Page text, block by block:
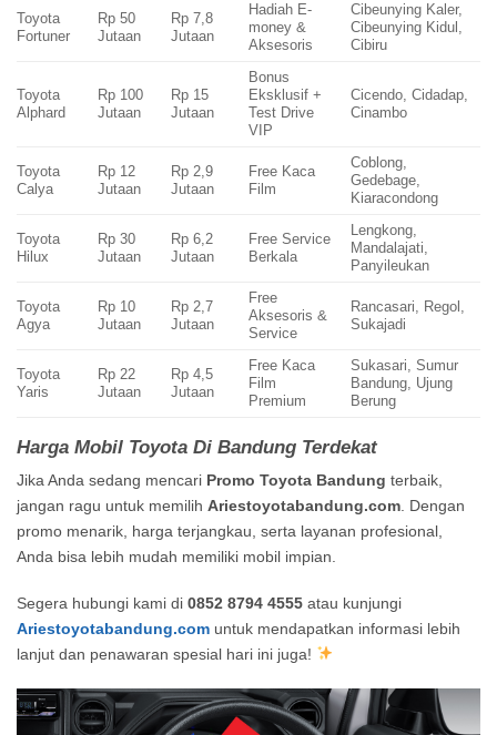
Toyota
Fortuner
Rp 50
Jutaan
Rp 7,8
Jutaan
Hadiah E-
money &
Aksesoris
Cibeunying Kaler,
Cibeunying Kidul,
Cibiru
Toyota
Alphard
Rp 100
Jutaan
Rp 15
Jutaan
Bonus
Eksklusif +
Test Drive
VIP
Cicendo, Cidadap,
Cinambo
Toyota
Calya
Rp 12
Jutaan
Rp 2,9
Jutaan
Free Kaca
Film
Coblong,
Gedebage,
Kiaracondong
Toyota
Hilux
Rp 30
Jutaan
Rp 6,2
Jutaan
Free Service
Berkala
Lengkong,
Mandalajati,
Panyileukan
Toyota
Agya
Rp 10
Jutaan
Rp 2,7
Jutaan
Free
Aksesoris &
Service
Rancasari, Regol,
Sukajadi
Toyota
Yaris
Rp 22
Jutaan
Rp 4,5
Jutaan
Free Kaca
Film
Premium
Sukasari, Sumur
Bandung, Ujung
Berung
Harga Mobil Toyota Di Bandung Terdekat
Jika Anda sedang mencari Promo Toyota Bandung terbaik,
jangan ragu untuk memilih Ariestoyotabandung.com. Dengan
promo menarik, harga terjangkau, serta layanan profesional,
Anda bisa lebih mudah memiliki mobil impian.
Segera hubungi kami di 0852 8794 4555 atau kunjungi
Ariestoyotabandung.com untuk mendapatkan informasi lebih
lanjut dan penawaran spesial hari ini juga!